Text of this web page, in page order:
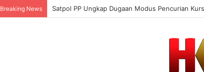
Breaking News Satpol PP Ungkap Dugaan Modus Pencurian